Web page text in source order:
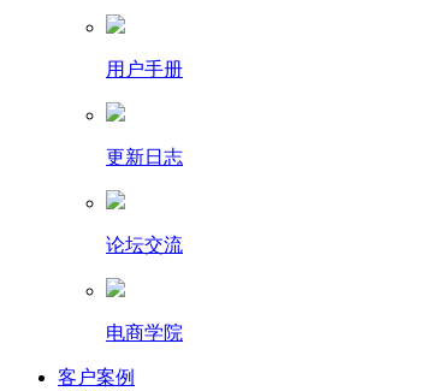
用户手册
更新日志
论坛交流
电商学院
客户案例